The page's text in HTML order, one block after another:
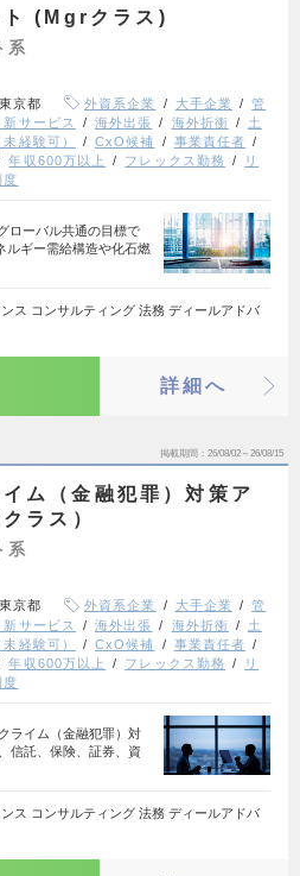
ト (Mgrクラス)
系
東京都 外資系企業 大手企業
管
サービス 海外出張 海外折衝
土
経験可） CxO候補
事業責任者
年収600万以上 フレックス勤務
リ
度
ローバル共通の目標で
ルギー需給構造や化石燃
ス コンサルティング 法務 ディールアドバ
詳細へ
掲載期間 26/08/02～26/08/15
ム（金融犯罪）対策ア
ラス）
系
東京都 外資系企業 大手企業
管
サービス 海外出張 海外折衝
土
経験可） CxO候補
事業責任者
年収600万以上 フレックス勤務
リ
度
ライム（金融犯罪）対
信託、保険、証券、資
ス コンサルティング 法務 ディールアドバ